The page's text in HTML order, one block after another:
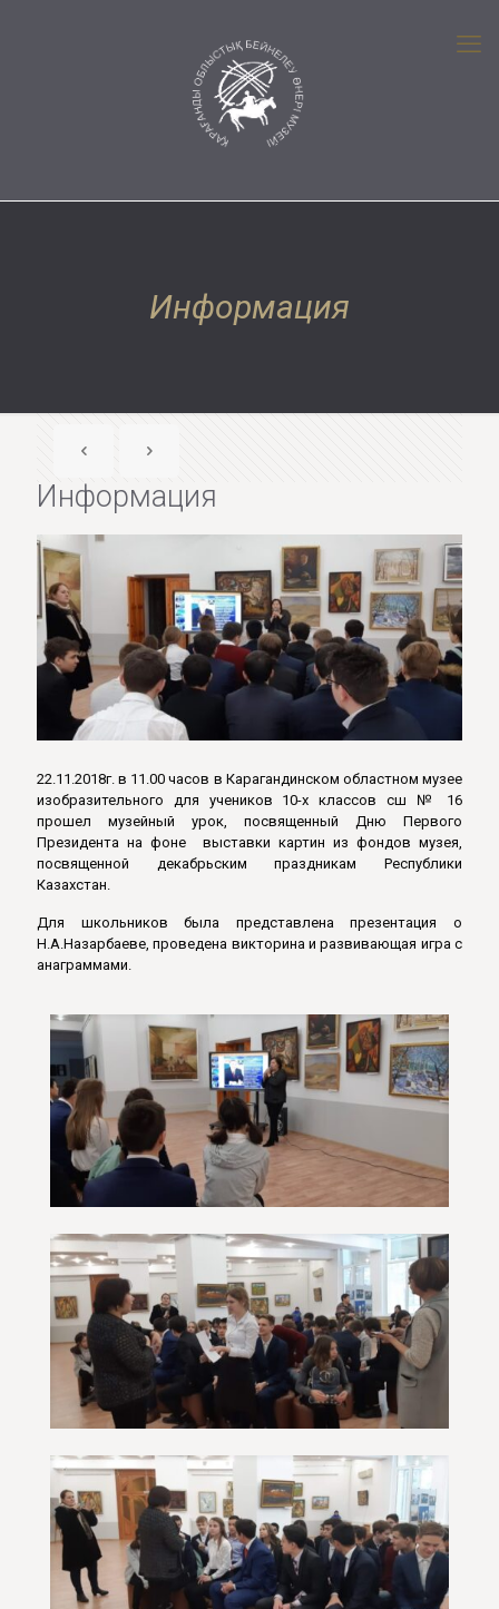
Информация
Информация
22.11.2018г. в 11.00 часов в Карагандинском областном музее
изобразительного для учеников 10-х классов сш № 16
прошел музейный урок, посвященный Дню Первого
Президента на фоне выставки картин из фондов музея,
посвященной декабрьским праздникам Республики
Казахстан.
Для школьников была представлена презентация о
Н.А.Назарбаеве, проведена викторина и развивающая игра с
анаграммами.